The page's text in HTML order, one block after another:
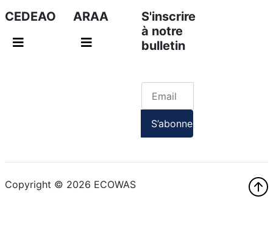
CEDEAO ARAA
S'inscrire
à notre
bulletin
Copyright © 2026 ECOWAS